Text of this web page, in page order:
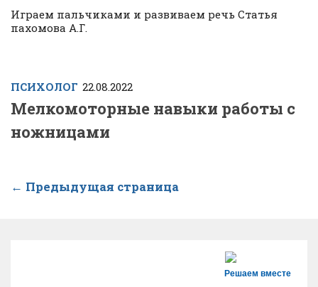
Играем пальчиками и развиваем речь Статья
пахомова А.Г.
ПСИХОЛОГ 22.08.2022
Мелкомоторные навыки работы с
ножницами
← Предыдущая страница
Решаем вместе